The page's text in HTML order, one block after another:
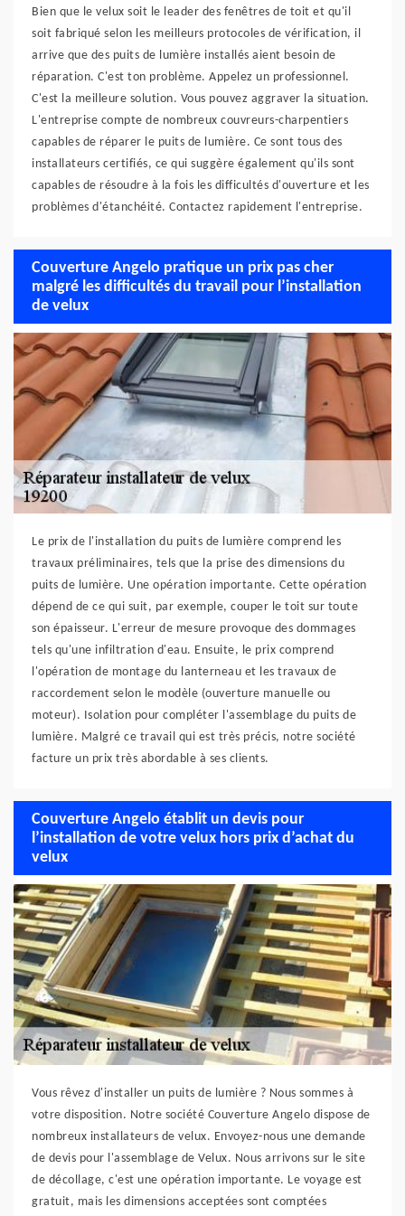
Bien que le velux soit le leader des fenêtres de toit et qu'il
soit fabriqué selon les meilleurs protocoles de vérification, il
arrive que des puits de lumière installés aient besoin de
réparation. C'est ton problème. Appelez un professionnel.
C'est la meilleure solution. Vous pouvez aggraver la situation.
L'entreprise compte de nombreux couvreurs-charpentiers
capables de réparer le puits de lumière. Ce sont tous des
installateurs certifiés, ce qui suggère également qu'ils sont
capables de résoudre à la fois les difficultés d'ouverture et les
problèmes d'étanchéité. Contactez rapidement l'entreprise.
Couverture Angelo pratique un prix pas cher
malgré les difficultés du travail pour l’installation
de velux
Le prix de l'installation du puits de lumière comprend les
travaux préliminaires, tels que la prise des dimensions du
puits de lumière. Une opération importante. Cette opération
dépend de ce qui suit, par exemple, couper le toit sur toute
son épaisseur. L'erreur de mesure provoque des dommages
tels qu'une infiltration d'eau. Ensuite, le prix comprend
l'opération de montage du lanterneau et les travaux de
raccordement selon le modèle (ouverture manuelle ou
moteur). Isolation pour compléter l'assemblage du puits de
lumière. Malgré ce travail qui est très précis, notre société
facture un prix très abordable à ses clients.
Couverture Angelo établit un devis pour
l’installation de votre velux hors prix d’achat du
velux
Vous rêvez d'installer un puits de lumière ? Nous sommes à
votre disposition. Notre société Couverture Angelo dispose de
nombreux installateurs de velux. Envoyez-nous une demande
de devis pour l'assemblage de Velux. Nous arrivons sur le site
de décollage, c'est une opération importante. Le voyage est
gratuit, mais les dimensions acceptées sont comptées